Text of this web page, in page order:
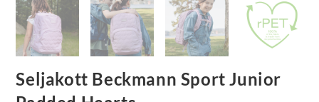
Seljakott Beckmann Sport Junior